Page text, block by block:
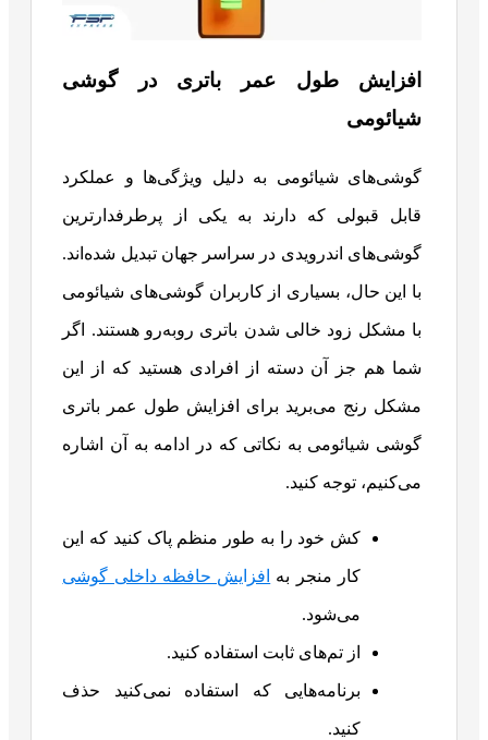
افزایش طول عمر باتری در گوشی
شیائومی
گوشی‌های شیائومی به دلیل ویژگی‌ها و عملکرد
قابل قبولی که دارند به یکی از پرطرفدارترین
گوشی‌های اندرویدی در سراسر جهان تبدیل شده‌اند.
با این حال، بسیاری از کاربران گوشی‌های شیائومی
با مشکل زود خالی شدن باتری روبه‌رو هستند. اگر
شما هم جز آن دسته از افرادی هستید که از این
مشکل رنج می‌برید برای افزایش طول عمر باتری
گوشی شیائومی به نکاتی که در ادامه به آن اشاره
می‌کنیم، توجه کنید.
کش خود را به طور منظم پاک کنید که این
کار منجر به افزایش حافظه داخلی گوشی
می‌شود.
از تم‌های ثابت استفاده کنید.
برنامه‌هایی که استفاده نمی‌کنید حذف
کنید.